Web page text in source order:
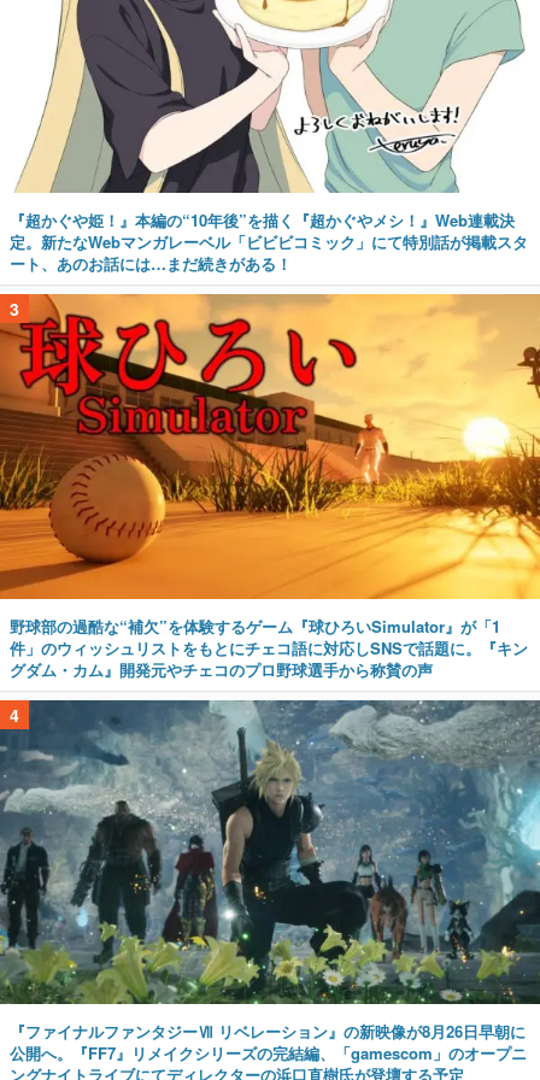
『超かぐや姫！』本編の“10年後”を描く『超かぐやメシ！』Web連載決
定。新たなWebマンガレーベル「ビビビコミック」にて特別話が掲載スタ
ート、あのお話には…まだ続きがある！
3
野球部の過酷な“補欠”を体験するゲーム『球ひろいSimulator』が「1
件」のウィッシュリストをもとにチェコ語に対応しSNSで話題に。『キン
グダム・カム』開発元やチェコのプロ野球選手から称賛の声
4
『ファイナルファンタジーⅦ リベレーション』の新映像が8月26日早朝に
公開へ。『FF7』リメイクシリーズの完結編、「gamescom」のオープニ
ングナイトライブにてディレクターの浜口直樹氏が登壇する予定